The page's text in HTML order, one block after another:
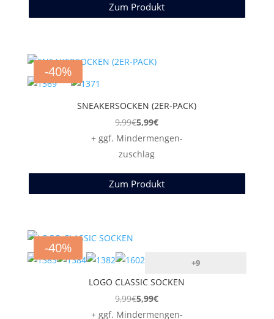
Zum Produkt
-40%
SNEAKERSOCKEN (2ER-PACK)
9,99€5,99€
+ ggf. Mindermengen-
zuschlag
Zum Produkt
-40%
+9
LOGO CLASSIC SOCKEN
9,99€5,99€
+ ggf. Mindermengen-